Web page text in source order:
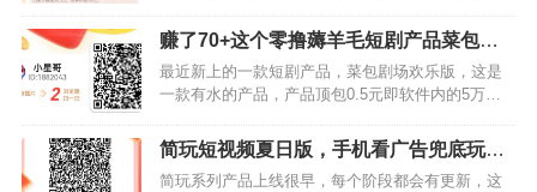
品上线活动很多，每天可以领取补贴最高可以获得
40元奖励最初级的一…
赚了70+这个零撸薅羊毛短剧产品菜包剧
场欢乐版很开门【首码推荐】
最近新上的一款短剧产品，菜包剧场欢乐版，这是
一款有水的产品，产品顶包0.5元即软件内的5万金
看广告获得金币的产品，看广告获得金币的多少主
要取决于自己的手机权…
简玩短视频夏日版，手机看广告兜底玩法
单机10+以上【首码推荐】
简玩系列产品上线很早，每个阶段都会有更新，这